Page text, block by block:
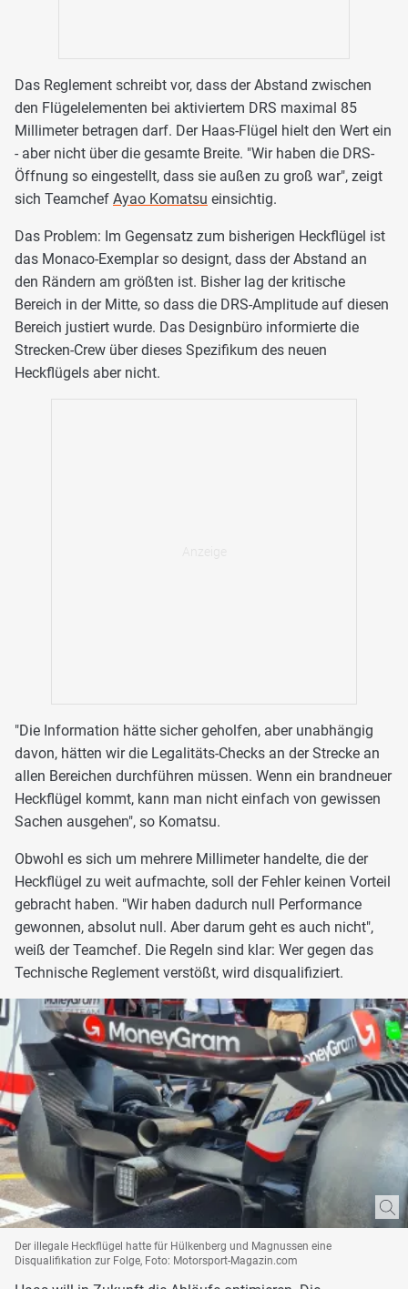
Das Reglement schreibt vor, dass der Abstand zwischen
den Flügelelementen bei aktiviertem DRS maximal 85
Millimeter betragen darf. Der Haas-Flügel hielt den Wert ein
- aber nicht über die gesamte Breite. "Wir haben die DRS-
Öffnung so eingestellt, dass sie außen zu groß war", zeigt
sich Teamchef Ayao Komatsu einsichtig.
Das Problem: Im Gegensatz zum bisherigen Heckflügel ist
das Monaco-Exemplar so designt, dass der Abstand an
den Rändern am größten ist. Bisher lag der kritische
Bereich in der Mitte, so dass die DRS-Amplitude auf diesen
Bereich justiert wurde. Das Designbüro informierte die
Strecken-Crew über dieses Spezifikum des neuen
Heckflügels aber nicht.
"Die Information hätte sicher geholfen, aber unabhängig
davon, hätten wir die Legalitäts-Checks an der Strecke an
allen Bereichen durchführen müssen. Wenn ein brandneuer
Heckflügel kommt, kann man nicht einfach von gewissen
Sachen ausgehen", so Komatsu.
Obwohl es sich um mehrere Millimeter handelte, die der
Heckflügel zu weit aufmachte, soll der Fehler keinen Vorteil
gebracht haben. "Wir haben dadurch null Performance
gewonnen, absolut null. Aber darum geht es auch nicht",
weiß der Teamchef. Die Regeln sind klar: Wer gegen das
Technische Reglement verstößt, wird disqualifiziert.
Der illegale Heckflügel hatte für Hülkenberg und Magnussen eine
Disqualifikation zur Folge, Foto: Motorsport-Magazin.com